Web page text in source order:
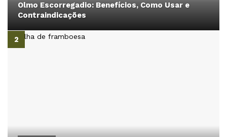
Olmo Escorregadio: Benefícios, Como Usar e
Contraindicações